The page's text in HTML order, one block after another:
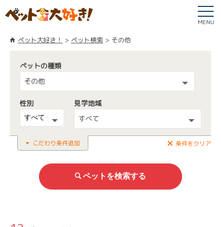
MENU
ペット大好き！ ペット検索 その他
ペットの種類
その他
性別
見学地域
すべて
こだわり条件追加 条件をクリア